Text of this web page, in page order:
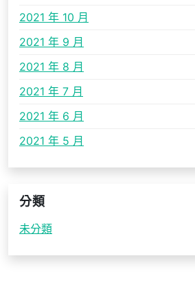
2021 年 10 月
2021 年 9 月
2021 年 8 月
2021 年 7 月
2021 年 6 月
2021 年 5 月
分類
未分類